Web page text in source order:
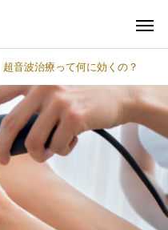
交通事故
症状
超音波治療って何に効くの？